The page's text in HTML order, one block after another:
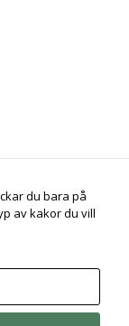
på Costa
Agneta och
du bara på
av kakor du vill